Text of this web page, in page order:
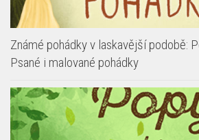
Známé pohádky v laskavější podobě:
Psané i malované pohádky